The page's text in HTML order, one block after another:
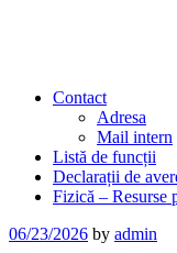
Contact
Adresa
Mail intern
Listă de funcții
Declarații de
Fizică – Resurse
Posted
06/23/2026 by admin